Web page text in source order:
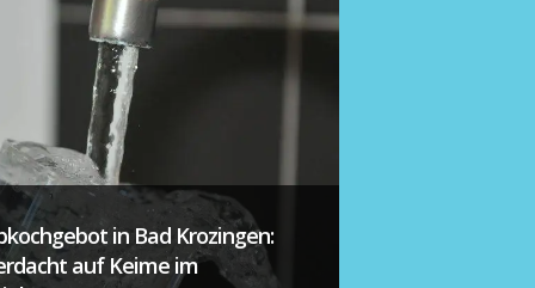
in Bad Krozingen:
auf Keime im